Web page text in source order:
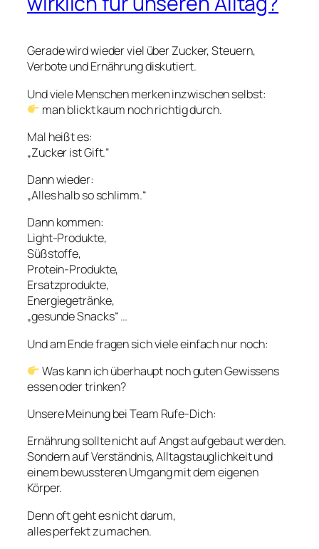
Gerade wird wieder viel über Zucker, Steuern,
Verbote und Ernährung diskutiert.
Und viele Menschen merken inzwischen selbst:
man blickt kaum noch richtig durch.
Mal heißt es:
„Zucker ist Gift.“
Dann wieder:
„Alles halb so schlimm.“
Dann kommen:
Light-Produkte,
Süßstoffe,
Protein-Produkte,
Ersatzprodukte,
Energiegetränke,
„gesunde Snacks“ …
Und am Ende fragen sich viele einfach nur noch:
Was kann ich überhaupt noch guten Gewissens
essen oder trinken?
Unsere Meinung bei Team Rufe-Dich:
Ernährung sollte nicht auf Angst aufgebaut werden.
Sondern auf Verständnis, Alltagstauglichkeit und
einem bewussteren Umgang mit dem eigenen
Körper.
Denn oft geht es nicht darum,
alles perfekt zu machen.